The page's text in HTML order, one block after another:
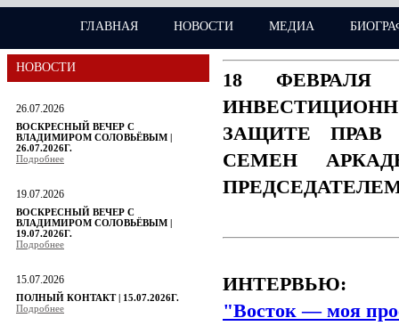
ГЛАВНАЯ НОВОСТИ МЕДИА
НОВОСТИ
26.07.2026
ВОСКРЕСНЫЙ ВЕЧЕР С
ВЛАДИМИРОМ СОЛОВЬЁВЫМ |
26.07.2026Г.
Подробнее
19.07.2026
ВОСКРЕСНЫЙ ВЕЧЕР С
ВЛАДИМИРОМ СОЛОВЬЁВЫМ |
19.07.2026Г.
Подробнее
15.07.2026
ПОЛНЫЙ КОНТАКТ | 15.07.2026Г.
Подробнее
18 ФЕВРАЛЯ
ЗАЩИТЕ ПРАВ
СЕМЕН
ИНТЕРВЬЮ:
"Восток — моя